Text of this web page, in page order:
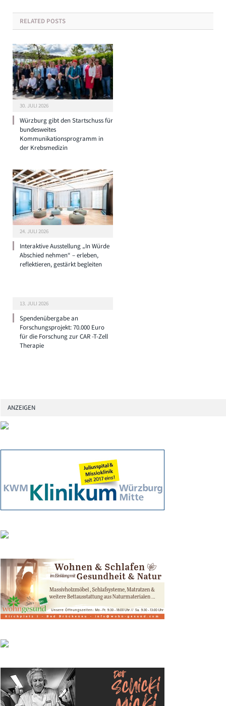
RELATED POSTS
30. JULI 2026
Würzburg gibt den Startschuss für
bundesweites
Kommunikationsprogramm in
der Krebsmedizin
24. JULI 2026
Interaktive Ausstellung „In Würde
Abschied nehmen“ – erleben,
reflektieren, gestärkt begleiten
13. JULI 2026
Spendenübergabe an
Forschungsprojekt: 70.000 Euro
für die Forschung zur CAR -T-Zell
Therapie
ANZEIGEN